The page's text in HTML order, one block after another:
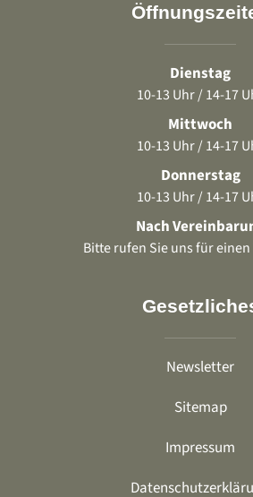
Dienstag
10-13 Uhr / 14-17
Mittwoch
10-13 Uhr / 14-17
Donnerstag
10-13 Uhr / 14-17
Nach
Bitte rufen Sie uns für
Newsletter
Sitemap
Impressum